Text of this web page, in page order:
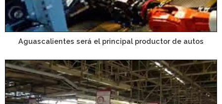
Aguascalientes será el principal productor de autos